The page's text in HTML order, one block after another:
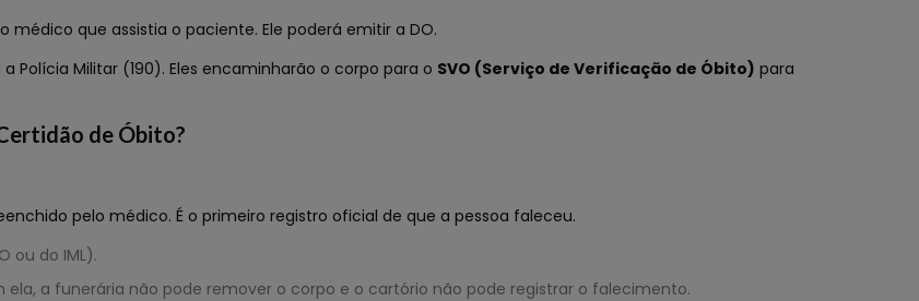
que assistia o paciente. Ele poderá emitir a DO.
a Polícia Militar (190). Eles encaminharão o corpo para o SVO (Serviço de Verificação de Óbito) para
de Óbito?
pelo médico. É o primeiro registro oficial de que a pessoa faleceu.
ou do IML).
ela, a funerária não pode remover o corpo e o cartório não pode registrar o falecimento.